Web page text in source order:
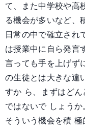
て、また中学校や高
る機会が多いなど、
日常の中で確立され
は授業中に自ら発言
言っても手を上げず
の生徒とは大きな違
すか ら、まずはど
ではないで しょうか
そういう機会を積